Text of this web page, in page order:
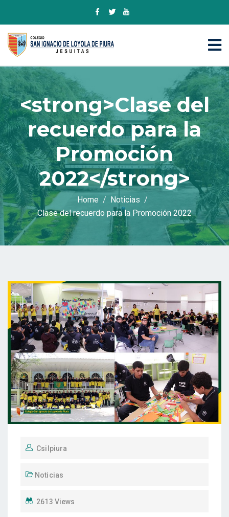
<strong>Clase del
recuerdo para la
Promoción
2022</strong>
Home
Noticias
Clase del recuerdo para la Promoción 2022
Csilpiura
Noticias
2613 Views